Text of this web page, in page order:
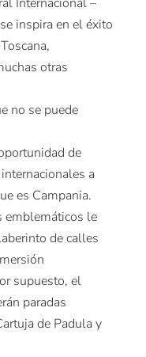
inspira en el éxito
otras
no se puede
de
a
es Campania.
emblemáticos le
de calles
supuesto, el
paradas
de Padula y